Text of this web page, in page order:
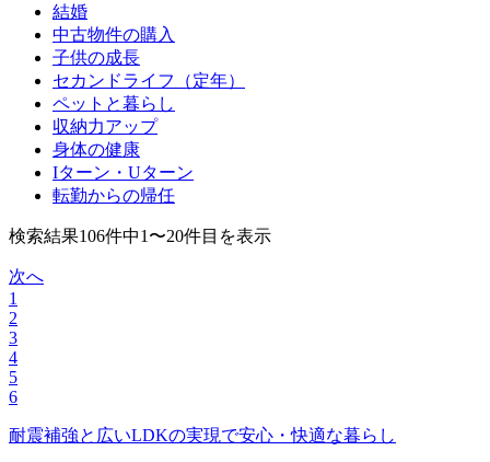
結婚
中古物件の購入
子供の成長
セカンドライフ（定年）
ペットと暮らし
収納力アップ
身体の健康
Iターン・Uターン
転勤からの帰任
検索結果106件中1〜20件目を表示
次へ
1
2
3
4
5
6
耐震補強と広いLDKの実現で安心・快適な暮らし